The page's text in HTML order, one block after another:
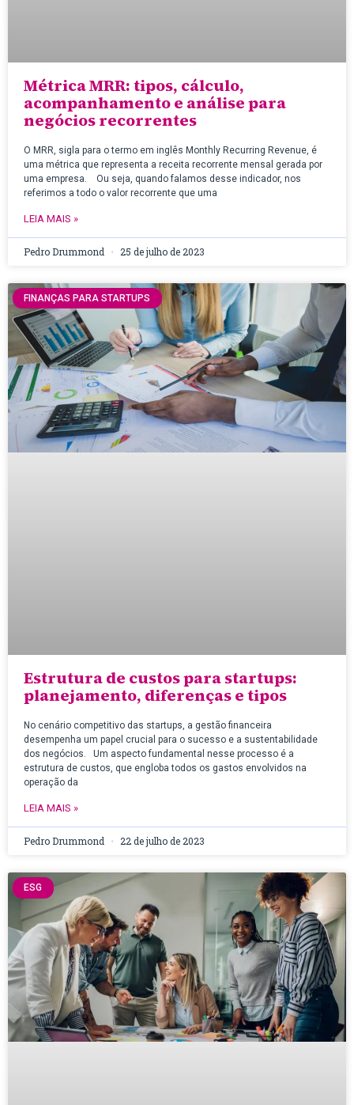
Métrica MRR: tipos, cálculo,
acompanhamento e análise para
negócios recorrentes
O MRR, sigla para o termo em inglês Monthly Recurring Revenue, é
uma métrica que representa a receita recorrente mensal gerada por
uma empresa. Ou seja, quando falamos desse indicador, nos
referimos a todo o valor recorrente que uma
LEIA MAIS »
Pedro Drummond 25 de julho de 2023
FINANÇAS PARA STARTUPS
Estrutura de custos para startups:
planejamento, diferenças e tipos
No cenário competitivo das startups, a gestão financeira
desempenha um papel crucial para o sucesso e a sustentabilidade
dos negócios. Um aspecto fundamental nesse processo é a
estrutura de custos, que engloba todos os gastos envolvidos na
operação da
LEIA MAIS »
Pedro Drummond 22 de julho de 2023
ESG